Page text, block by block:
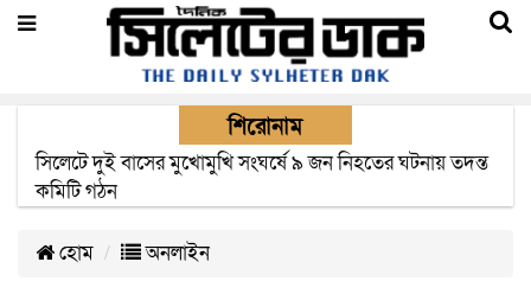
শিরোনাম
সিলেটে সড়ক দুর্ঘটনায় নিহতদের পরিবার পাচ্ছে ৫ লাখ টাকা করে
সরকারি অনুদান
হোম অনলাইন